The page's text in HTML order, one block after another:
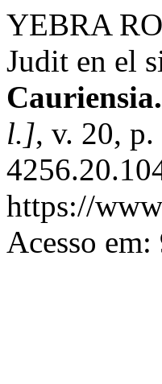
YEBRA
Judit en el
l.], v. 20,
https://
Acesso